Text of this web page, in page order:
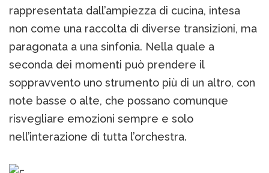
rappresentata dall’ampiezza di cucina, intesa
non come una raccolta di diverse transizioni, ma
paragonata a una sinfonia. Nella quale a
seconda dei momenti può prendere il
soppravvento uno strumento più di un altro, con
note basse o alte, che possano comunque
risvegliare emozioni sempre e solo
nell’interazione di tutta l’orchestra.